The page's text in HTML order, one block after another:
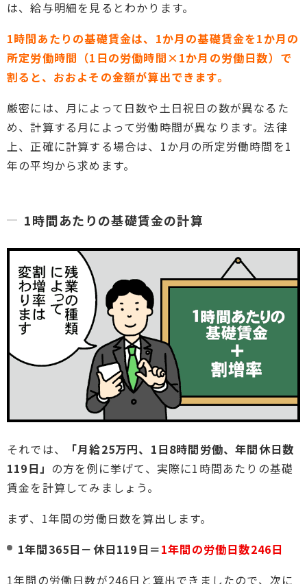
は、給与明細を見るとわかります。
1時間あたりの基礎賃金は、1か月の基礎賃金を1か月の
所定労働時間（1日の労働時間×1か月の労働日数）で
割ると、おおよその金額が算出できます。
厳密には、月によって日数や土日祝日の数が異なるた
め、計算する月によって労働時間が異なります。法律
上、正確に計算する場合は、1か月の所定労働時間を1
年の平均から求めます。
1時間あたりの基礎賃金の計算
それでは、
「月給25万円、1日8時間労働、年間休日数
119日」 の方を例に挙げて、実際に1時間あたりの基礎
賃金を計算してみましょう。
まず、1年間の労働日数を算出します。
1年間365日－休日119日＝1年間の労働日数246日
1年間の労働日数が246日と算出できましたので、次に